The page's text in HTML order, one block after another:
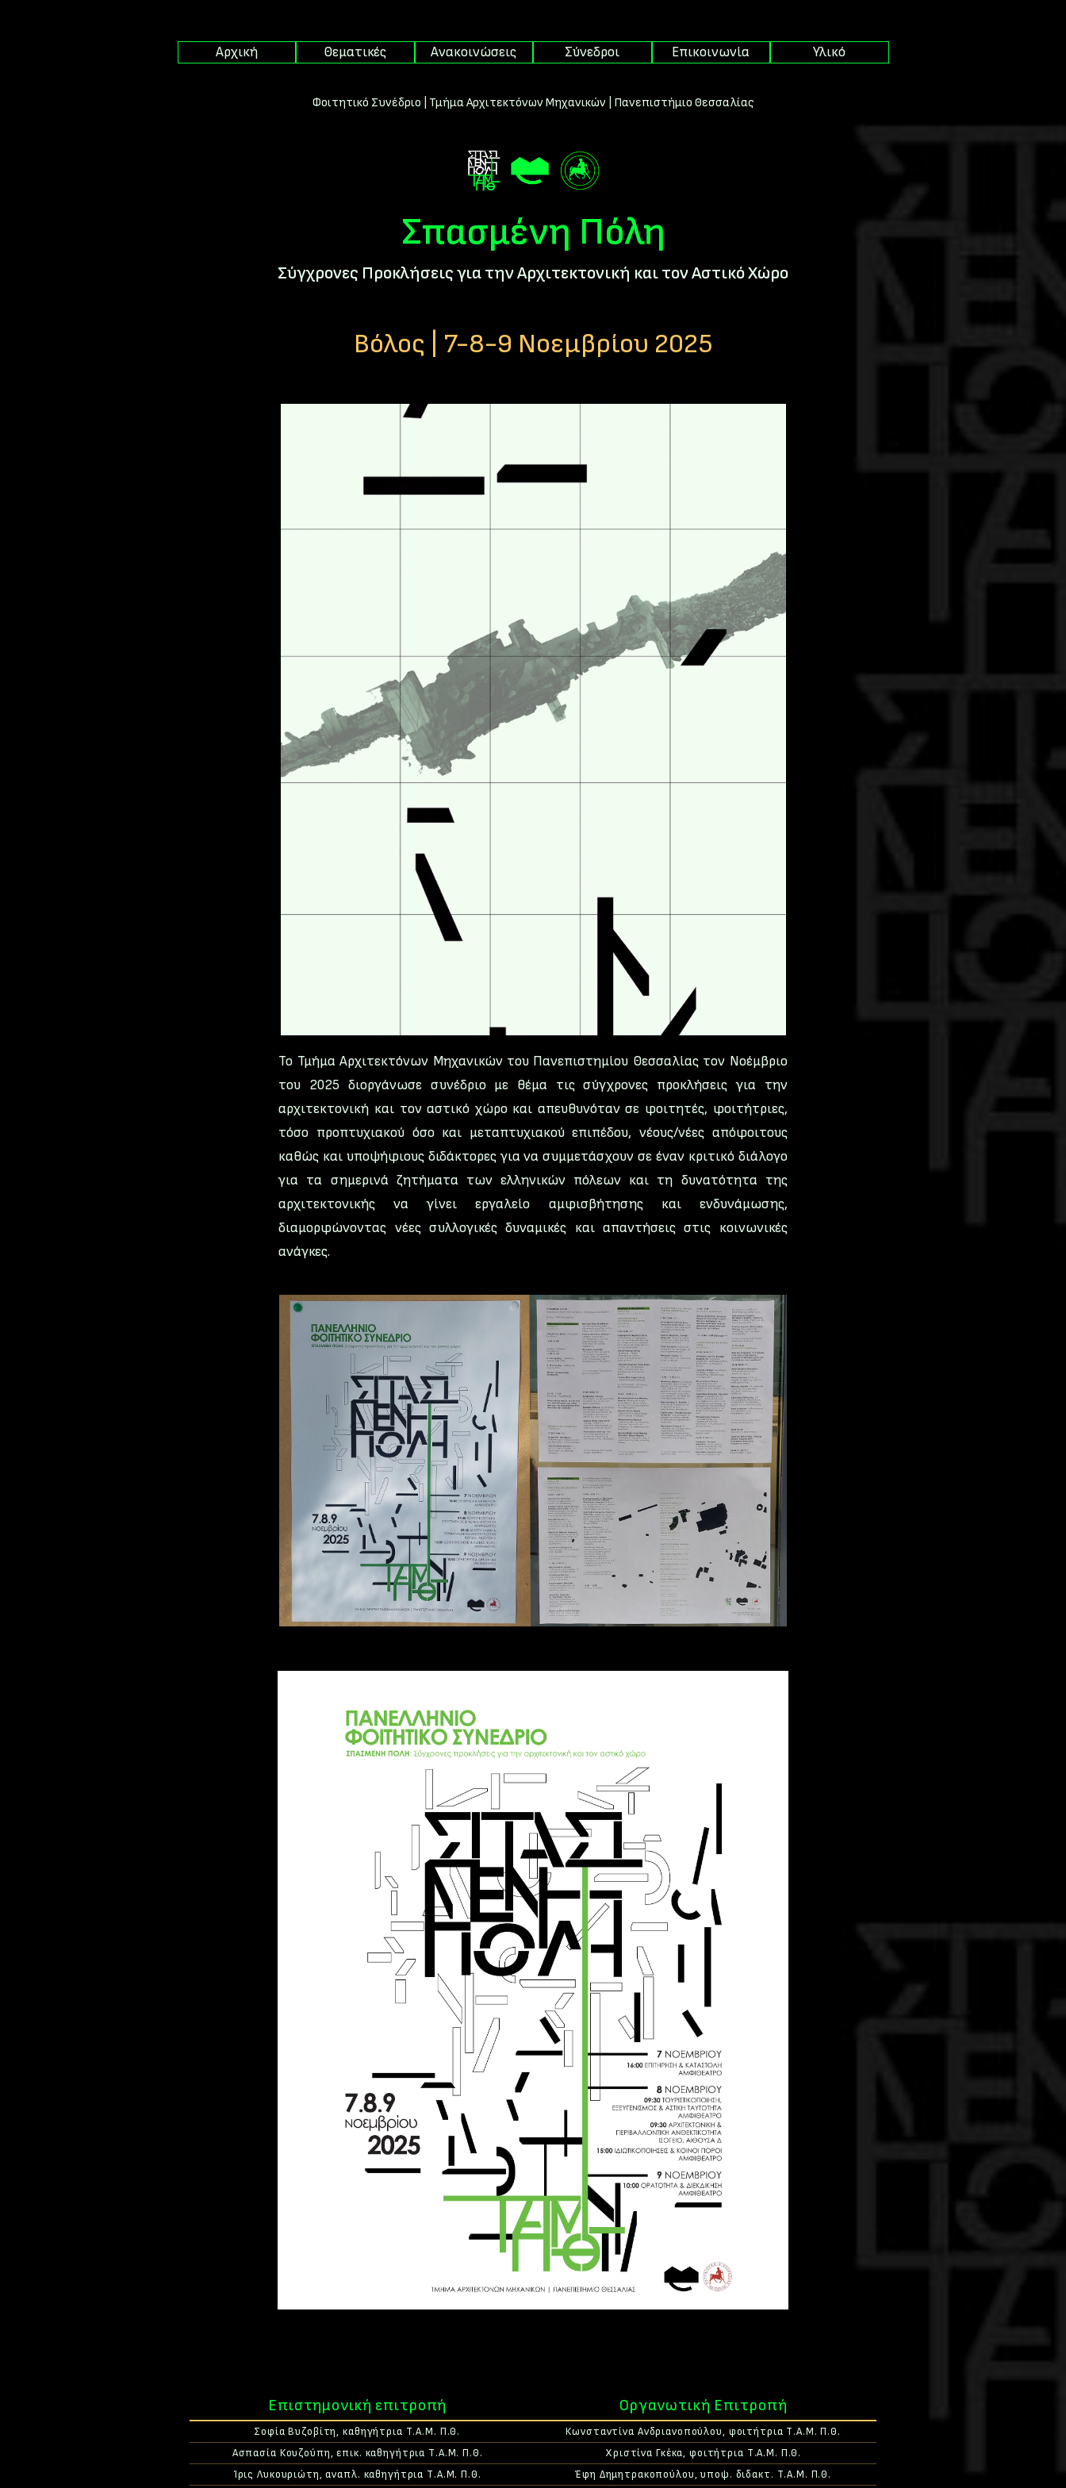
Αρχική Θεματικές Ανακοινώσεις Σύνεδροι Επικοινωνία Υλικό
Φοιτητικό Συνέδριο | Τμήμα Αρχιτεκτόνων Μηχανικών | Πανεπιστήμιο Θεσσαλίας
Σπασμένη Πόλη
Σύγχρονες Προκλήσεις για την Αρχιτεκτονική και τον Αστικό Χώρο
Βόλος | 7-8-9 Νοεμβρίου 2025
Το Τμήμα Αρχιτεκτόνων Μηχανικών του Πανεπιστημίου Θεσσαλίας τον Νοέμβριο
του 2025 διοργάνωσε συνέδριο με θέμα τις σύγχρονες προκλήσεις για την
αρχιτεκτονική και τον αστικό χώρο και απευθυνόταν σε φοιτητές, φοιτήτριες,
τόσο προπτυχιακού όσο και μεταπτυχιακού επιπέδου, νέους/νέες απόφοιτους
καθώς και υποψήφιους διδάκτορες για να συμμετάσχουν σε έναν κριτικό διάλογο
για τα σημερινά ζητήματα των ελληνικών πόλεων και τη δυνατότητα της
αρχιτεκτονικής να γίνει εργαλείο αμφισβήτησης και ενδυνάμωσης,
διαμορφώνοντας νέες συλλογικές δυναμικές και απαντήσεις στις κοινωνικές
ανάγκες.
Επιστημονική επιτροπή Οργανωτική Επιτροπή
Σοφία Βυζοβίτη, καθηγήτρια Τ.Α.Μ. Π.Θ.
Κωνσταντίνα Ανδριανοπούλου, φοιτήτρια Τ.Α.Μ. Π.Θ.
Ασπασία Κουζούπη, επικ. καθηγήτρια Τ.Α.Μ. Π.Θ.
Χριστίνα Γκέκα, φοιτήτρια Τ.Α.Μ. Π.Θ.
Ίρις Λυκουριώτη, αναπλ. καθηγήτρια Τ.Α.Μ. Π.Θ.
Έφη Δημητρακοπούλου, υποψ. διδακτ. Τ.Α.Μ. Π.Θ.